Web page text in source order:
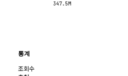
347.5M
통계
조회수